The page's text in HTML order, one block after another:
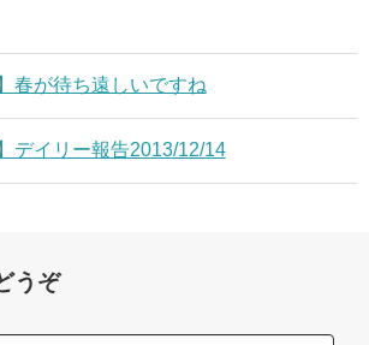
春が待ち遠しいですね
デイリー報告2013/12/14
うぞ